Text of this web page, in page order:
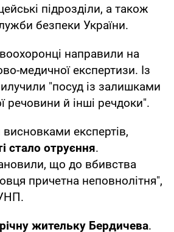
підрозділи, а також
безпеки України.
направили на
медичної експертизи. Із
"посуд із залишками
речовини й інші речдоки".
експертів,
стало отруєння.
що до вбивства
причетна неповнолітня",
жительку Бердичева.